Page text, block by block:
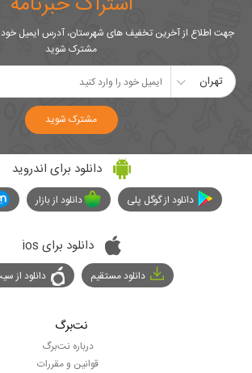
جهت اطلاع از آخرین تخفیف های شهرستان، آدرس ایمیل خود
مشترک شوید
تهران
مشترک شوید
دانلود برای اندروید
دانلود از گوگل پلی دانلود از بازار
دانلود برای ios
دانلود مستقیم دانلود از
نت‌برگ
درباره نت‌برگ
قوانین و مقررات